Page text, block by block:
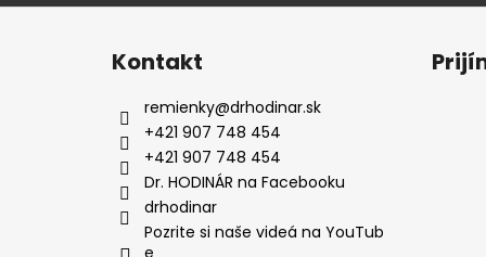
Z
Kontakt
remienky@drhodinar.sk
+421 907 748 454
+421 907 748 454
Dr. HODINÁR na Facebooku
drhodinar
Pozrite si naše videá na YouTub
e